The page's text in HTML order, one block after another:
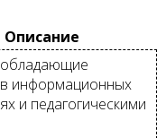
Описание
обладающие
информационных
и педагогическими